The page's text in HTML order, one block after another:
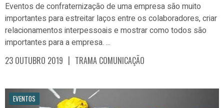
Eventos de confraternização de uma empresa são muito
importantes para estreitar laços entre os colaboradores, criar
relacionamentos interpessoais e mostrar como todos são
importantes para a empresa. ...
23 OUTUBRO 2019 | TRAMA COMUNICAÇÃO
EVENTOS